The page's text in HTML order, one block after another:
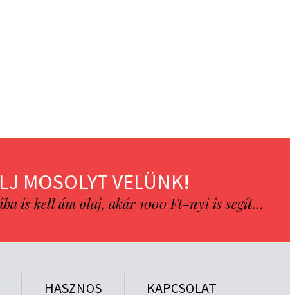
MOSOLYT VELÜNK!
is kell ám olaj, akár 1000 Ft-nyi is segít…
HASZNOS KAPCSOLAT